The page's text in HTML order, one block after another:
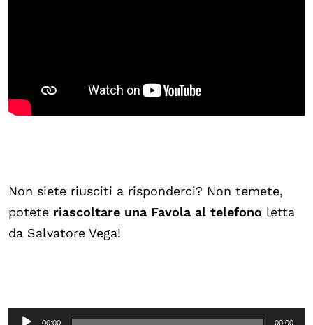
Non siete riusciti a risponderci? Non temete,
potete riascoltare una Favola al telefono letta
da Salvatore Vega!
Audio
00:00 00:00